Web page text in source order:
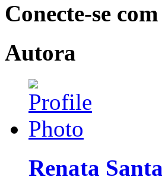
Conecte-se
Autora
Renata